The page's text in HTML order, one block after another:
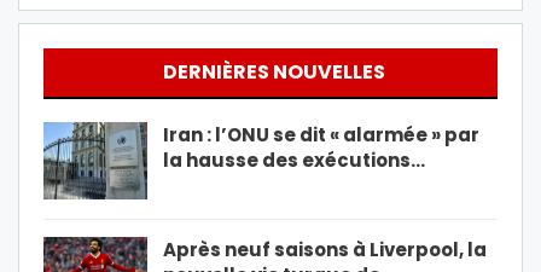
DERNIÈRES NOUVELLES
Iran : l’ONU se dit « alarmée » par
la hausse des exécutions…
Après neuf saisons à Liverpool, la